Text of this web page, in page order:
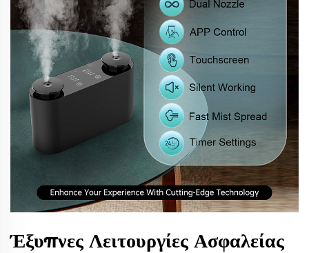
Έξυπνες Λειτουργίες Ασφαλείας